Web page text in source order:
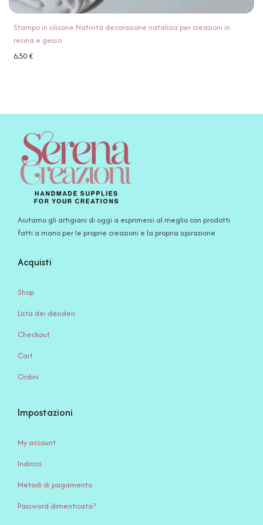
Stampo in silicone Natività decorazione natalizia per creazioni in
resina e gesso
6,50€
Aiutamo gli artigiani di oggi a esprimersi al meglio con prodotti
fatti a mano per le proprie creazioni e la propria ispirazione.
Acquisti
Shop
Lista dei desideri
Checkout
Cart
Ordini
Impostazioni
My account
Indirizzi
Metodi di pagamento
Password dimenticata?